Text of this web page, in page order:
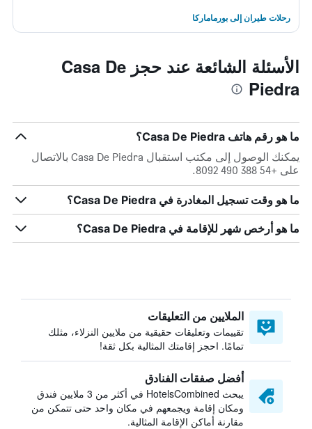
رحلات طيران إلى بورماماركا
الأسئلة الشائعة عند حجز Casa De
Piedra
ما هو رقم هاتف Casa De Piedra؟
يمكنك الوصول إلى مكتب استقبال Casa De Piedra بالاتصال
على +54 388 490 8092.
ما هو وقت تسجيل المغادرة في Casa De Piedra؟
ما هو أرخص شهر للإقامة في Casa De Piedra؟
الملايين من التعليقات
تقييمات وتعليقات حقيقية من ملايين النزلاء، مثلك
تمامًا. احجز إقامتك المثالية بكل ثقة!
أفضل صفقات الفنادق
يبحث HotelsCombined في أكثر من 3 ملايين فندق
ومكان إقامة ويجمعهم في مكان واحد حتى تتمكن من
مقارنة أماكن الإقامة المثالية.